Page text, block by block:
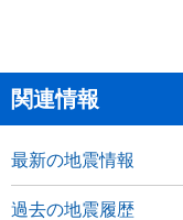
関連情報
最新の地震情報
過去の地震履歴